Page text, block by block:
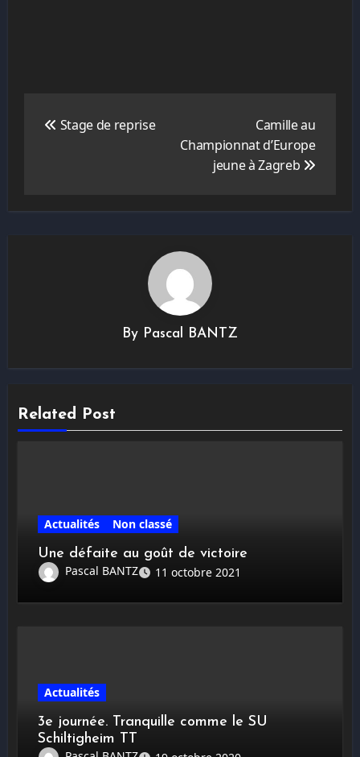
Stage de reprise
Camille au
Championnat d’Europe
jeune à Zagreb
By Pascal BANTZ
Related Post
Actualités
Non classé
Une défaite au goût de victoire
Pascal BANTZ
11 octobre 2021
Actualités
3e journée. Tranquille comme le SU
Schiltigheim TT